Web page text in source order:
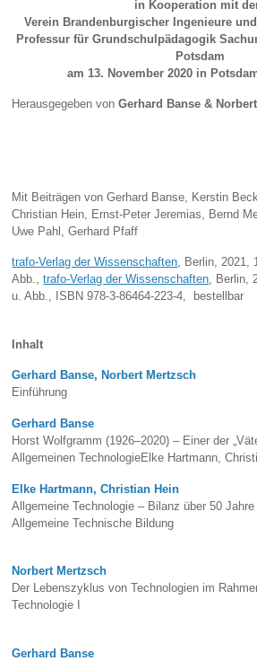
in Kooperation mit
Verein Brandenburgischer Ingenieure
Professur für Grundschulpädagogik
Potsdam
am 13. November 2020 in
Herausgegeben vonGerhard Banse &
Mit Beiträgen von Gerhard Banse, Kerstin
Christian Hein, Ernst-Peter Jeremias, Bernd
Uwe Pahl, Gerhard Pfaff
trafo-Verlag der Wissenschaften, Berlin, 2021,
Abb.,trafo-Verlag der Wissenschaften, Berlin,
u. Abb., ISBN 978-3-86464-223-4, bestellbar
Inhalt
Gerhard Banse, Norbert Mertzsch
Einführung
Gerhard Banse
Horst Wolfgramm (1926–2020) – Einer der
Allgemeinen TechnologieElke Hartmann,
Elke Hartmann, Christian Hein
Allgemeine Technologie – Bilanz über 50
Allgemeine Technische Bildung
Norbert Mertzsch
Der Lebenszyklus von Technologien im
Technologie I
Gerhard Banse